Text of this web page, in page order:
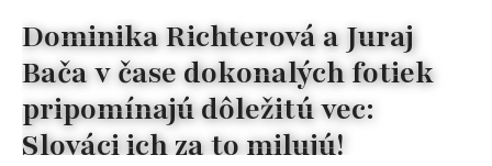
Dominika Richterová a Juraj
Bača v čase dokonalých fotiek
pripomínajú dôležitú vec:
Slováci ich za to milujú!